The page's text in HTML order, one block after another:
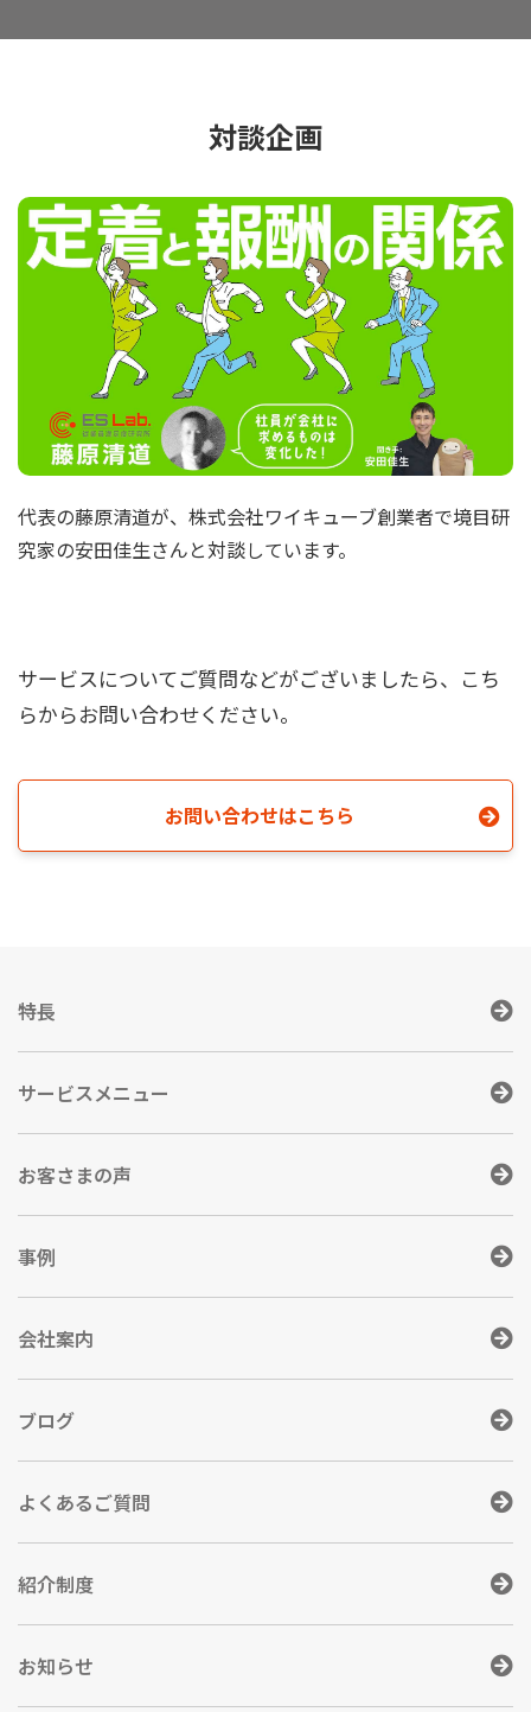
対談企画
代表の藤原清道が、株式会社ワイキューブ創業者で境目研
究家の安田佳生さんと対談しています。
サービスについてご質問などがございましたら、こち
らからお問い合わせください。
お問い合わせはこちら
特長
サービスメニュー
お客さまの声
事例
会社案内
ブログ
よくあるご質問
紹介制度
お知らせ